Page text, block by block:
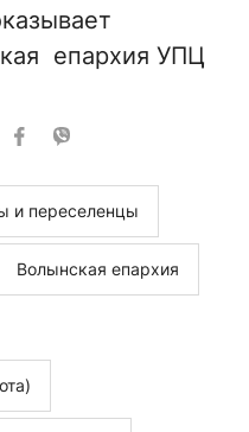
епархия УПЦ
и переселенцы
Волынская епархия